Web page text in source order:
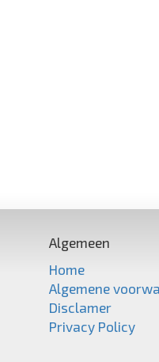
Algemeen
Home
Algemene
Disclamer
Privacy Policy